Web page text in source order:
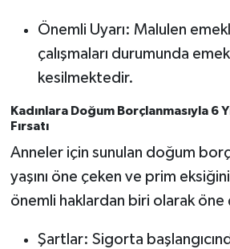
Önemli Uyarı: Malulen
çalışmaları durumunda
kesilmektedir.
Kadınlara Doğum Borçlanmasıyla 6
Fırsatı
Anneler için sunulan doğum
yaşını öne çeken ve prim
önemli haklardan biri olarak öne
Şartlar: Sigorta